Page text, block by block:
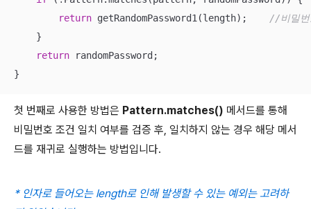
return getRandomPassword1(length);
//비밀
    }
return randomPassword;
}
첫 번째로 사용한 방법은 Pattern.matches() 메서드를 통해
비밀번호 조건 일치 여부를 검증 후, 일치하지 않는 경우 해당 메서
드를 재귀로 실행하는 방법입니다.
* 인자로 들어오는 length로 인해 발생할 수 있는 예외는 고려하